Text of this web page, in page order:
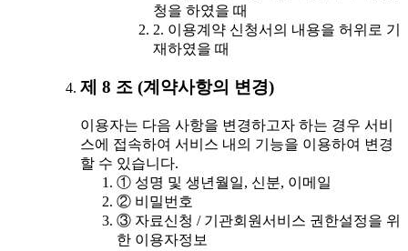
청을 하였을 때
2. 이용계약 신청서의 내용을 허위로 기
재하였을 때
제 8 조 (계약사항의 변경)
이용자는 다음 사항을 변경하고자 하는 경우 서비
스에 접속하여 서비스 내의 기능을 이용하여 변경
할 수 있습니다.
① 성명 및 생년월일, 신분, 이메일
② 비밀번호
③ 자료신청 / 기관회원서비스 권한설정을 위
한 이용자정보